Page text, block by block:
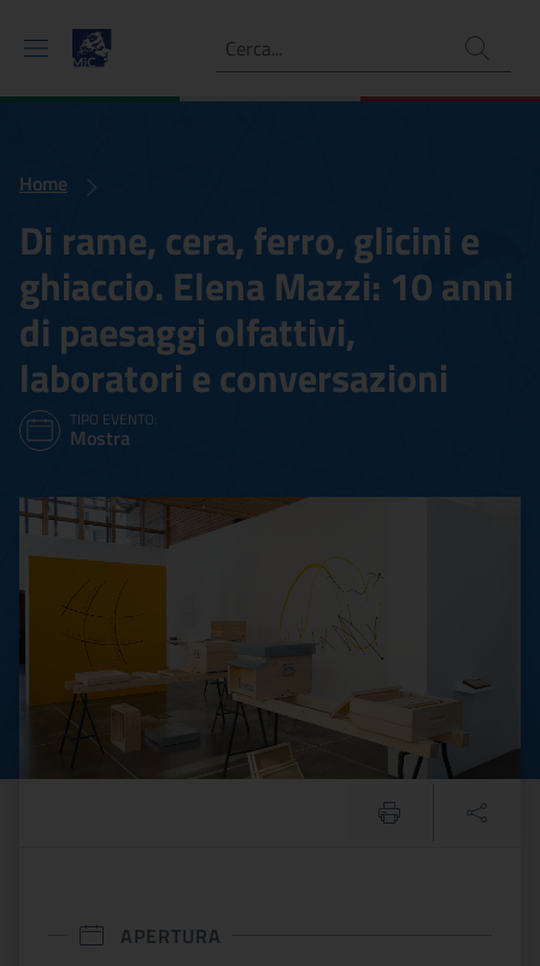
Ricerca
Home
Di rame, cera, ferro, glicini e
ghiaccio. Elena Mazzi: 10 anni
di paesaggi olfattivi,
laboratori e conversazioni
TIPO EVENTO:
Mostra
Di rame, cera, ferro,
APERTURA